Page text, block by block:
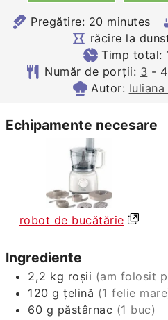
Pregătire: 20minutes
minutes
răcire la
Timp total:
Număr de porții: 3 -
Autor:
Echipamente necesare
robot de bucătărie
Ingrediente
2,2 kg roșii (am folosit
120 g țelină (1 felie
60 g păstârnac (1 buc)